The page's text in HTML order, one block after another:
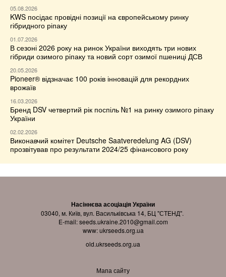
05.08.2026
KWS посідає провідні позиції на європейському ринку
гібридного ріпаку
01.07.2026
В сезоні 2026 року на ринок України виходять три нових
гібриди озимого ріпаку та новий сорт озимої пшениці ДСВ
20.05.2026
Pioneer® відзначає 100 років інновацій для рекордних
врожаїв
16.03.2026
Бренд DSV четвертий рік поспіль №1 на ринку озимого ріпаку
України
02.02.2026
Виконавчий комітет Deutsche Saatveredelung AG (DSV)
прозвітував про результати 2024/25 фінансового року
Насіннєва асоціація України
03040, м. Київ, вул. Васильківська 14, БЦ "СТЕНД".
E-mail:seeds.ukraine.2010@gmail.com
www:ukrseeds.org.ua
old.ukrseeds.org.ua
Мапа сайту